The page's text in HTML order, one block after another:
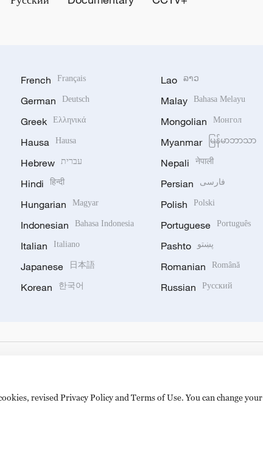
French Français
German Deutsch
Greek Ελληνικά
Hausa Hausa
Hebrew עברית
Hindi हिन्दी
Hungarian Magyar
Indonesian Bahasa Indonesia
Italian Italiano
Japanese 日本語
Korean 한국어
Lao ລາວ
Malay Bahasa Melayu
Mongolian Монгол
Myanmar မြန်မာဘာသာ
Nepali नेपाली
Persian فارسی
Polish Polski
Portuguese Português
Pashto پښتو
Romanian Română
Russian Русский
revised Privacy Policy and Terms of Use. You can change your